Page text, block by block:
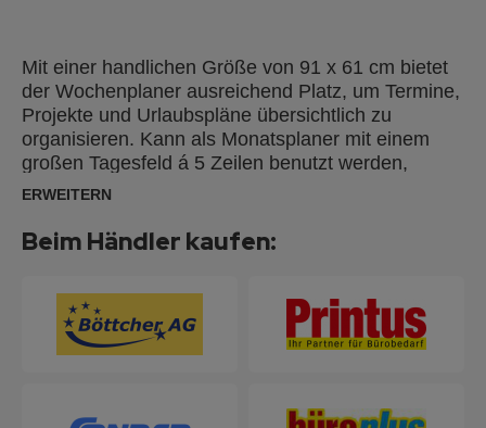
Mit einer handlichen Größe von 91 x 61 cm bietet
der Wochenplaner ausreichend Platz, um Termine,
Projekte und Urlaubspläne übersichtlich zu
organisieren. Kann als Monatsplaner mit einem
großen Tagesfeld á 5 Zeilen benutzt werden,
tragen Sie dazu einfach das jeweilige Datum ein.
mit der dazugehörigen Uhrzeit handschriftlich
Datumseindruck ist er somit flexibel verwendbar.
Zusätzlich verfügt jede Spalte über ein separates
Notizfeld. Dieser Kalender für die Wand ist ideal für
ERWEITERN
Beim Händler kaufen: